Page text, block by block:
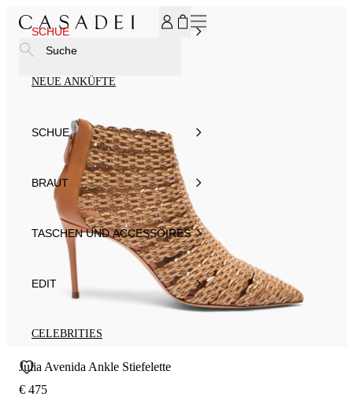
SCHUE
NEUE ANKÜFTE
SCHUE
BRAUT
TASCHEN UND ACCESSOIRES
EDIT
CELEBRITIES
Suche
Julia Avenida Ankle Stiefelette
€ 475